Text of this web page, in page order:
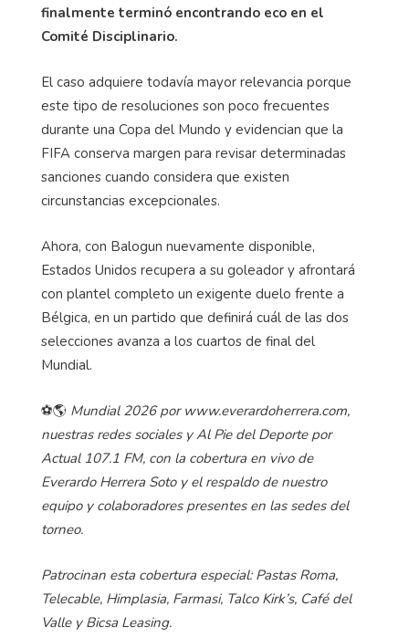
finalmente terminó encontrando eco en el
Comité Disciplinario.
El caso adquiere todavía mayor relevancia porque
este tipo de resoluciones son poco frecuentes
durante una Copa del Mundo y evidencian que la
FIFA conserva margen para revisar determinadas
sanciones cuando considera que existen
circunstancias excepcionales.
Ahora, con Balogun nuevamente disponible,
Estados Unidos recupera a su goleador y afrontará
con plantel completo un exigente duelo frente a
Bélgica, en un partido que definirá cuál de las dos
selecciones avanza a los cuartos de final del
Mundial.
⚽🌎 Mundial 2026 por www.everardoherrera.com,
nuestras redes sociales y Al Pie del Deporte por
Actual 107.1 FM, con la cobertura en vivo de
Everardo Herrera Soto y el respaldo de nuestro
equipo y colaboradores presentes en las sedes del
torneo.
Patrocinan esta cobertura especial: Pastas Roma,
Telecable, Himplasia, Farmasi, Talco Kirk’s, Café del
Valle y Bicsa Leasing.